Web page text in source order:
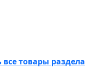
все товары раздела